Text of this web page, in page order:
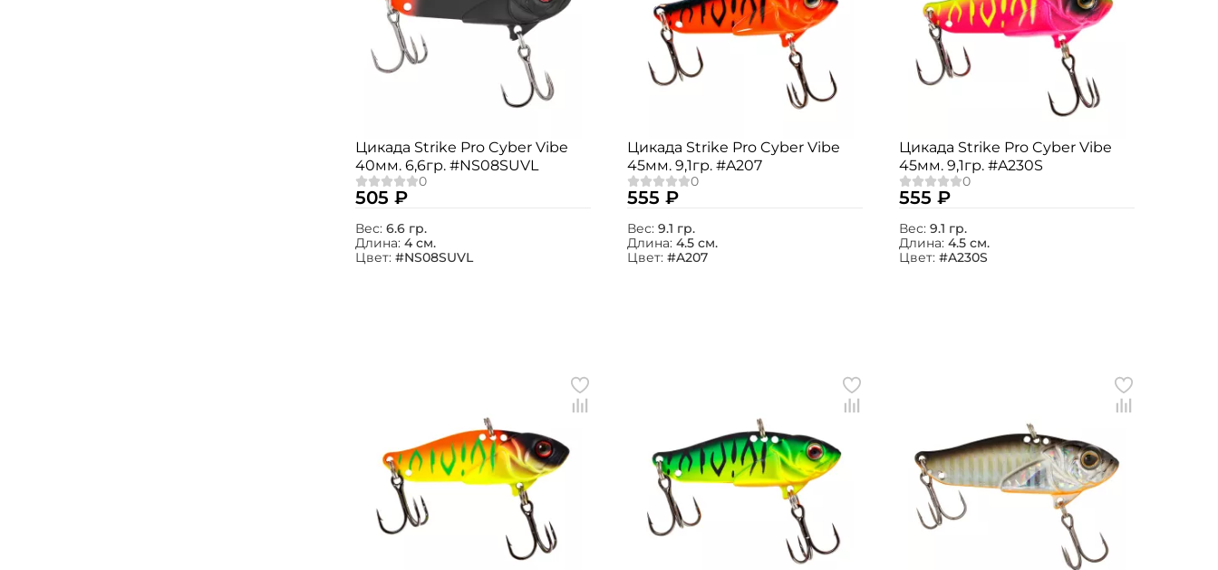
Цикада Strike Pro Cyber Vibe
40мм. 6,6гр. #NS08SUVL
505 ₽
Вес: 6.6 гр.
Длина: 4 см.
Цвет: #NS08SUVL
Цикада Strike Pro Cyber Vibe
45мм. 9,1гр. #A207
555 ₽
Вес: 9.1 гр.
Длина: 4.5 см.
Цвет: #A207
Цикада Strike Pro Cyber Vibe
45мм. 9,1гр. #A230S
555 ₽
Вес: 9.1 гр.
Длина: 4.5 см.
Цвет: #A230S